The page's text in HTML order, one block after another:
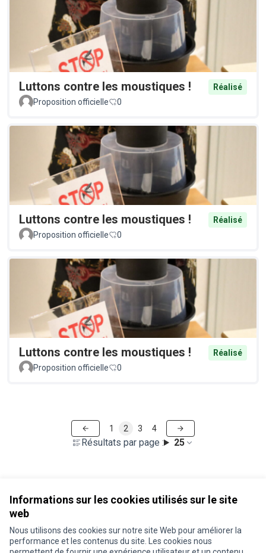
Informations sur les cookies utilisés sur le site
web
Nous utilisons des cookies sur notre site Web pour améliorer la
performance et les contenus du site. Les cookies nous
Luttons contre les moustiques !
Réalisé
Proposition officielle
0
Luttons contre les moustiques !
Réalisé
Proposition officielle
0
Luttons contre les moustiques !
Réalisé
Proposition officielle
0
Résultats par page : 25
1 2 3 4
Conditions d'utilisation
Paramètres des cookies